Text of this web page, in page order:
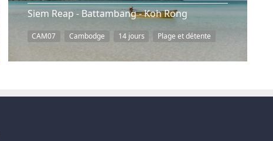
Siem Reap - Battambang - Koh Rong
CAM07 Cambodge 14 jours Plage et détente